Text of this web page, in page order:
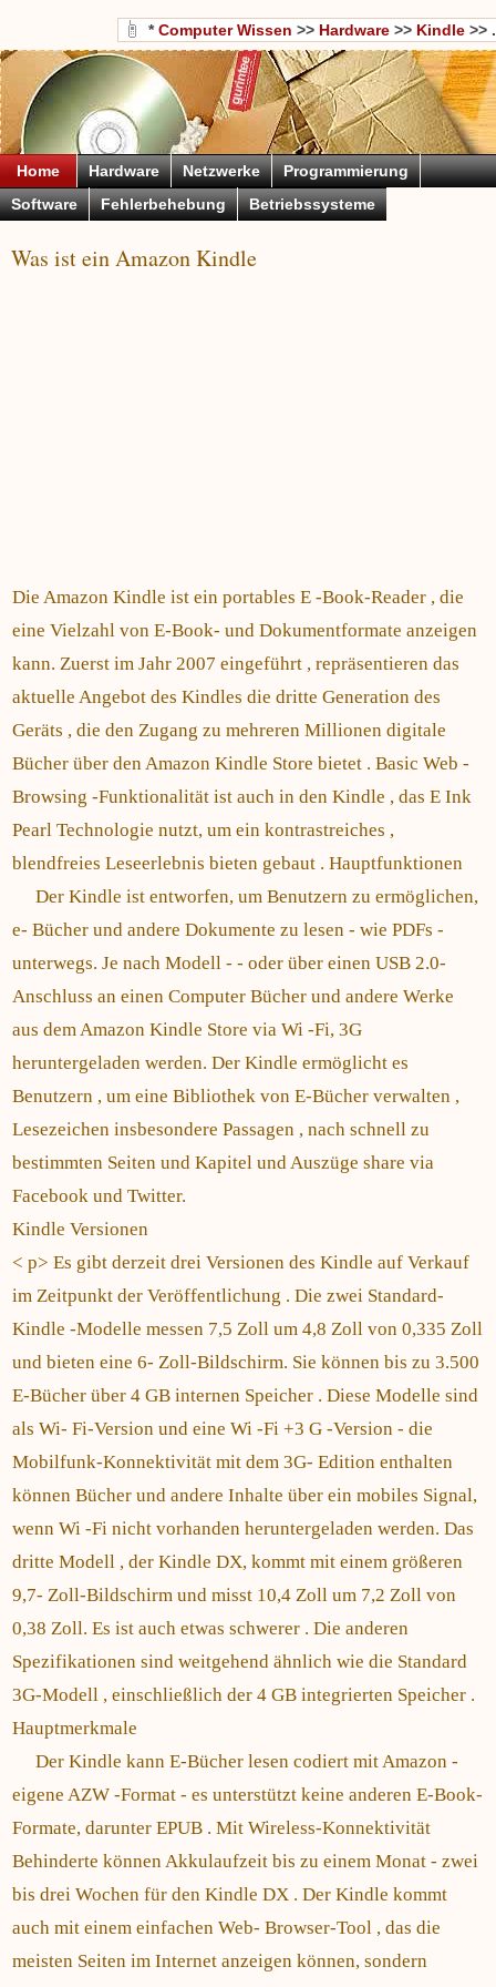
*Computer Wissen >> Hardware >> Kindle >> .
Home Hardware Netzwerke
Programmierung
Software
Fehlerbehebung Betriebssysteme
Was ist ein Amazon Kindle
Die Amazon Kindle ist ein portables E -Book-Reader , die
eine Vielzahl von E-Book- und Dokumentformate anzeigen
kann. Zuerst im Jahr 2007 eingeführt , repräsentieren das
aktuelle Angebot des Kindles die dritte Generation des
Geräts , die den Zugang zu mehreren Millionen digitale
Bücher über den Amazon Kindle Store bietet . Basic Web -
Browsing -Funktionalität ist auch in den Kindle , das E Ink
Pearl Technologie nutzt, um ein kontrastreiches ,
blendfreies Leseerlebnis bieten gebaut . Hauptfunktionen
Der Kindle ist entworfen, um Benutzern zu ermöglichen,
e- Bücher und andere Dokumente zu lesen - wie PDFs -
unterwegs. Je nach Modell - - ​​oder über einen USB 2.0-
Anschluss an einen Computer Bücher und andere Werke
aus dem Amazon Kindle Store via Wi -Fi, 3G
heruntergeladen werden. Der Kindle ermöglicht es
Benutzern , um eine Bibliothek von E-Bücher verwalten ,
Lesezeichen insbesondere Passagen , nach schnell zu
bestimmten Seiten und Kapitel und Auszüge share via
Facebook und Twitter.
Kindle Versionen
< p> Es gibt derzeit drei Versionen des Kindle auf Verkauf
im Zeitpunkt der Veröffentlichung . Die zwei Standard-
Kindle -Modelle messen 7,5 Zoll um 4,8 Zoll von 0,335 Zoll
und bieten eine 6- Zoll-Bildschirm. Sie können bis zu 3.500
E-Bücher über 4 GB internen Speicher . Diese Modelle sind
als Wi- Fi-Version und eine Wi -Fi +3 G -Version - die
Mobilfunk-Konnektivität mit dem 3G- Edition enthalten
können Bücher und andere Inhalte über ein mobiles Signal,
wenn Wi -Fi nicht vorhanden heruntergeladen werden. Das
dritte Modell , der Kindle DX, kommt mit einem größeren
9,7- Zoll-Bildschirm und misst 10,4 Zoll um 7,2 Zoll von
0,38 Zoll. Es ist auch etwas schwerer . Die anderen
Spezifikationen sind weitgehend ähnlich wie die Standard
3G-Modell , einschließlich der 4 GB integrierten Speicher .
Hauptmerkmale
Der Kindle kann E-Bücher lesen codiert mit Amazon -
eigene AZW -Format - es unterstützt keine anderen E-Book-
Formate, darunter EPUB . Mit Wireless-Konnektivität
Behinderte können Akkulaufzeit bis zu einem Monat - zwei
bis drei Wochen für den Kindle DX . Der Kindle kommt
auch mit einem einfachen Web- Browser-Tool , das die
meisten Seiten im Internet anzeigen können, sondern